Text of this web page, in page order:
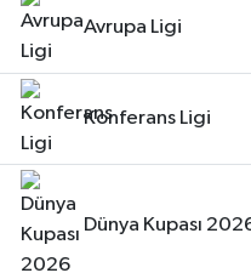
Avrupa Ligi
Konferans Ligi
Dünya Kupası